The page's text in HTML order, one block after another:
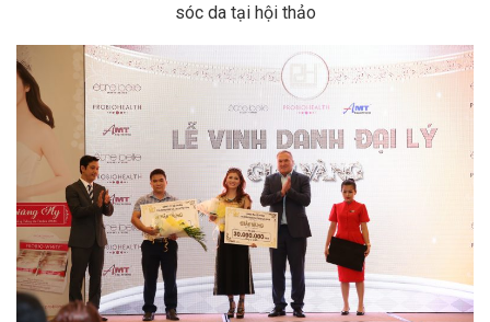
sóc da tại hội thảo